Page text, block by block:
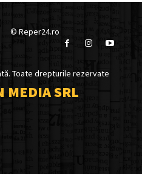
© Reper24.ro
Toate drepturile rezervate
MEDIA SRL